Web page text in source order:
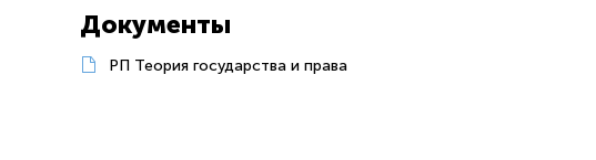
Документы
РП Теория государства и права